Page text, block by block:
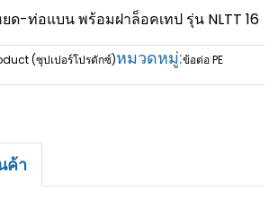
ด-ท่อแบน พร้อมฝาล็อคเทป รุ่น NLTT 16
(ซุปเปอร์โปรดักซ์)หมวดหมู่:ข้อต่อ PE
ค้า